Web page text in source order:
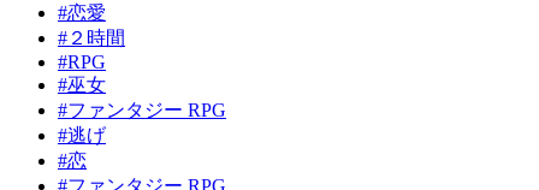
#恋愛
#２時間
#RPG
#巫女
#ファンタジー RPG
#逃げ
#恋
#ファンタジー RPG